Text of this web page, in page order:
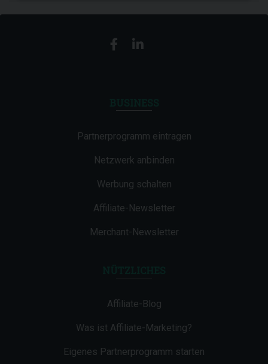
Partnerprogramm eintragen
Netzwerk anbinden
Werbung schalten
Affiliate-Newsletter
Merchant-Newsletter
Affiliate-Blog
Was ist Affiliate-Marketing?
Eigenes Partnerprogramm starten